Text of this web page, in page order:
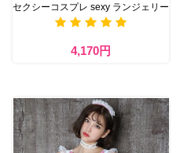
セクシーコスプレ sexy ランジェリー
4,170円